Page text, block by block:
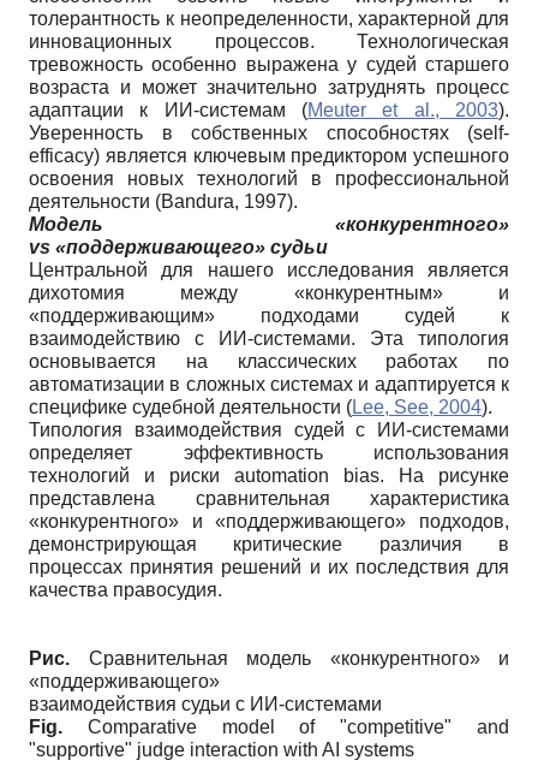
толерантность к неопределенности, характерной для
инновационных процессов. Технологическая
тревожность особенно выражена у судей старшего
возраста и может значительно затруднять процесс
адаптации к ИИ-системам (Meuter et al., 2003).
Уверенность в собственных способностях (self-
efficacy) является ключевым предиктором успешного
освоения новых технологий в профессиональной
деятельности (Bandura, 1997).
Модель «конкурентного»
vs «поддерживающего» судьи
Центральной для нашего исследования является
дихотомия между «конкурентным» и
«поддерживающим» подходами судей к
взаимодействию с ИИ-системами. Эта типология
основывается на классических работах по
автоматизации в сложных системах и адаптируется к
специфике судебной деятельности (Lee, See, 2004).
Типология взаимодействия судей с ИИ-системами
определяет эффективность использования
технологий и риски automation bias. На рисунке
представлена сравнительная характеристика
«конкурентного» и «поддерживающего» подходов,
демонстрирующая критические различия в
процессах принятия решений и их последствия для
качества правосудия.
Рис. Сравнительная модель «конкурентного» и
«поддерживающего»
взаимодействия судьи с ИИ-системами
Fig. Comparative model of "competitive" and
"supportive" judge interaction with AI systems